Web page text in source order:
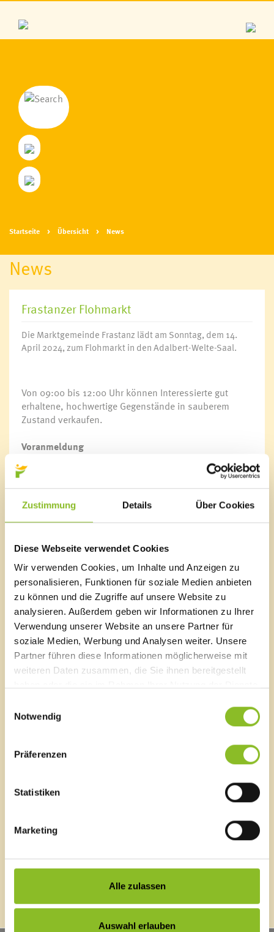
Zustimmung Details Über Cookies
Diese Webseite verwendet Cookies
Wir verwenden Cookies, um Inhalte und Anzeigen zu
personalisieren, Funktionen für soziale Medien anbieten
zu können und die Zugriffe auf unsere Website zu
analysieren. Außerdem geben wir Informationen zu Ihrer
Verwendung unserer Website an unsere Partner für
soziale Medien, Werbung und Analysen weiter. Unsere
Partner führen diese Informationen möglicherweise mit
weiteren Daten zusammen, die Sie ihnen bereitgestellt
Notwendig
Präferenzen
Statistiken
Marketing
Alle zulassen
Auswahl erlauben
Startseite Übersicht News
News
Frastanzer Flohmarkt
Die Marktgemeinde Frastanz lädt am Sonntag, dem 14.
April 2024, zum Flohmarkt in den Adalbert-Welte-Saal.
Von 09:00 bis 12:00 Uhr können Interessierte gut
erhaltene, hochwertige Gegenstände in sauberem
Zustand verkaufen.
Voranmeldung
Um den Flohmarkt gut vorbereiten zu können, bitten
wir um eine Voranmeldung unter
buergerservice@frastanz.atoder unter 05522/51534-0
bis spätestens 11.04.2024.
Marktgemeinde Frastanz
Sägenplatz 1
A-6820 Frastanz, Österreich
Lageplan
T0043 5522 51534-0
F 0043 5522 51534-6
E-Mail an das Gemeindeamt
Ortsplan
Mediathek